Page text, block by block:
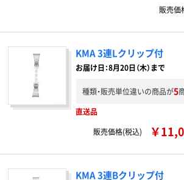
販売価
KMA 3連Lクリップ付
お届け日：8月20日（木）まで
種類・販売単位違いの商品が5
直送品
販売価格(税込)
￥
KMA 3連Bクリップ付